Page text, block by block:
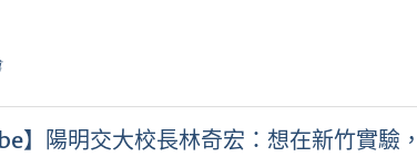
】陽明交大校長林奇宏：想在新竹實